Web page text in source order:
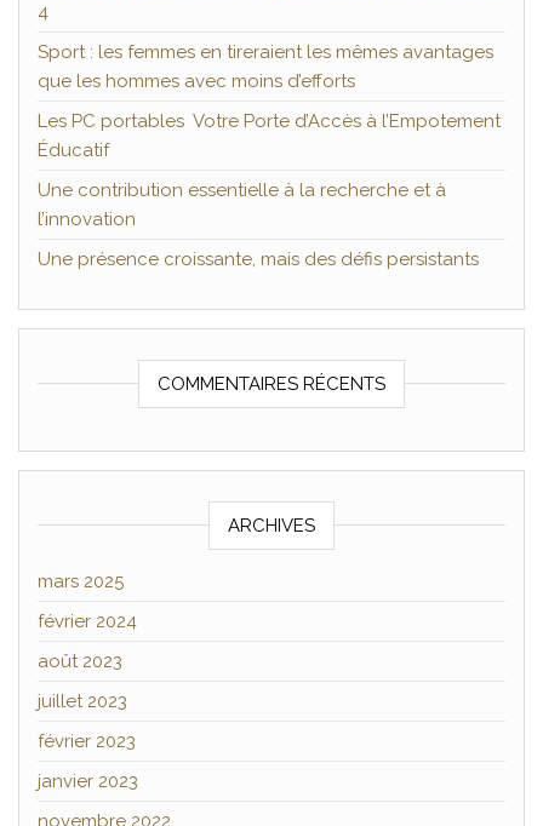
4
Sport : les femmes en tireraient les mêmes avantages
que les hommes avec moins d’efforts
Les PC portables Votre Porte d’Accès à l’Empotement
Éducatif
Une contribution essentielle à la recherche et à
l’innovation
Une présence croissante, mais des défis persistants
COMMENTAIRES RÉCENTS
ARCHIVES
mars 2025
février 2024
août 2023
juillet 2023
février 2023
janvier 2023
novembre 2022